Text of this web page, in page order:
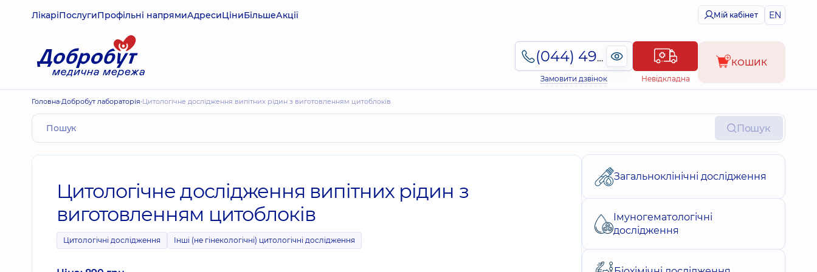
ЛікаріПослугиПрофільні напрямиАдресиЦіниБільшеАкції Мій кабінет EN
(044) 495-2-888
Замовити дзвінок Невідкладна
КОШИК
Головна Добробут лабораторія Цитологічне дослідження випітних рідин з виготовленням цитоблоків
Пошук
Цитологічне дослідження випітних рідин з
виготовленням цитоблоків
Цитологічні дослідження Інші (не гінекологічні) цитологічні дослідження
Загальноклінічні дослідження
Імуногематологічні
дослідження